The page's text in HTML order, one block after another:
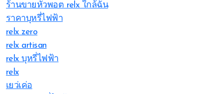
ร้านขายหัวพอต relx ใกล้ฉัน
ราคาบุหรี่ไฟฟ้า
relx zero
relx artisan
relx บุหรี่ไฟฟ้า
relx
เยว่เค่อ